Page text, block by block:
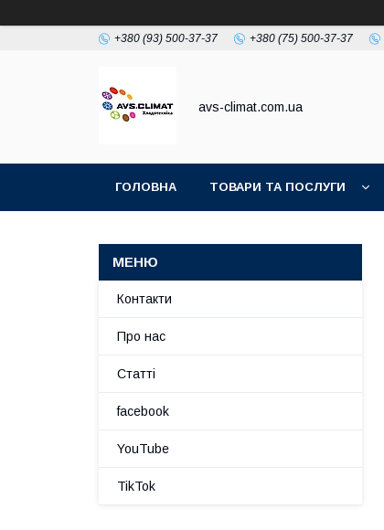
+380 (93) 500-37-37 +380 (75) 500-37-37
avs-climat.com.ua
ГОЛОВНА ТОВАРИ ТА ПОСЛУГИ
Контакти
Про нас
Статті
facebook
YouTube
TikTok